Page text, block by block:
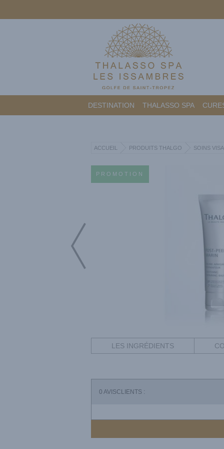
DESTINATION THALASSO SPA
ACCUEIL PRODUITS THALGO SOINS
PROMOTION
LES INGRÉDIENTS
0 AVISCLIENTS :